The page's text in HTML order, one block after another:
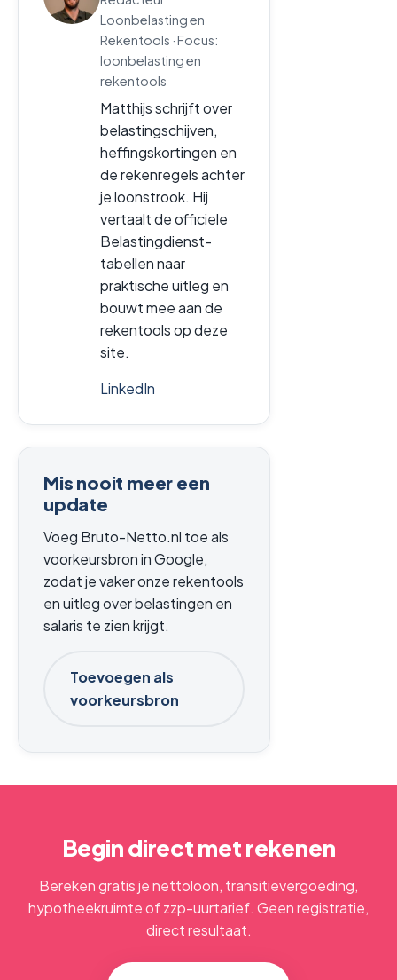
Loonbelasting en
Rekentools · Focus:
loonbelasting en
rekentools
Matthijs schrijft over
belastingschijven,
heffingskortingen en
de rekenregels achter
je loonstrook. Hij
vertaalt de officiele
Belastingdienst-
tabellen naar
praktische uitleg en
bouwt mee aan de
rekentools op deze
site.
LinkedIn
Mis nooit meer een
update
Voeg Bruto-Netto.nl toe als
voorkeursbron in Google,
zodat je vaker onze rekentools
en uitleg over belastingen en
salaris te zien krijgt.
Toevoegen als
voorkeursbron
Begin direct met rekenen
Bereken gratis je nettoloon, transitievergoeding,
hypotheekruimte of zzp-uurtarief. Geen registratie,
direct resultaat.